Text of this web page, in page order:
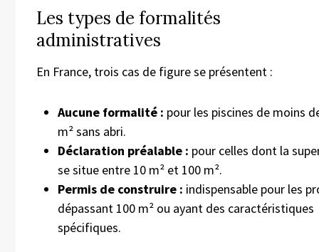
Les types de formalités
administratives
En France, trois cas de figure se présentent :
Aucune formalité : pour les piscines de moins
m² sans abri.
Déclaration préalable : pour celles dont la
se situe entre 10 m² et 100 m².
Permis de construire : indispensable pour les
dépassant 100 m² ou ayant des caractéristiques
spécifiques.